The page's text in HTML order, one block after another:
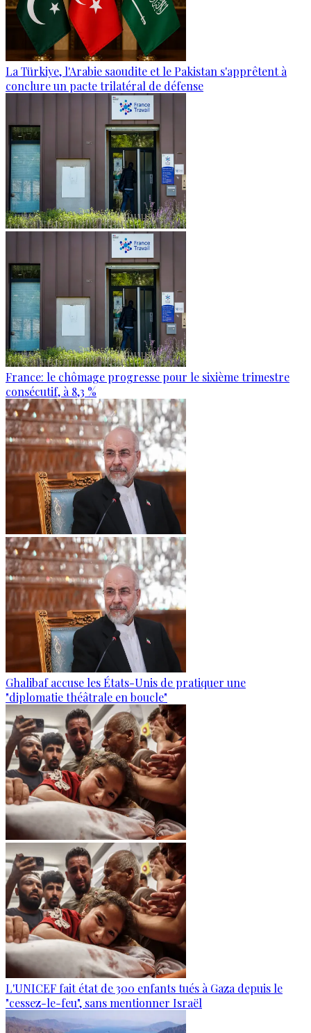
La Türkiye, l'Arabie saoudite et le Pakistan s'apprêtent à
conclure un pacte trilatéral de défense
France: le chômage progresse pour le sixième trimestre
consécutif, à 8,3 %
Ghalibaf accuse les États-Unis de pratiquer une
"diplomatie théâtrale en boucle"
L'UNICEF fait état de 300 enfants tués à Gaza depuis le
"cessez-le-feu", sans mentionner Israël